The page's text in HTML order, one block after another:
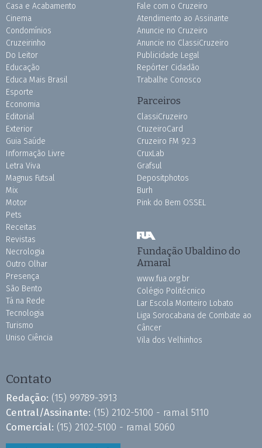
Casa e Acabamento
Cinema
Condomínios
Cruzeirinho
Do Leitor
Educação
Educa Mais Brasil
Esporte
Economia
Editorial
Exterior
Guia Saúde
Informação Livre
Letra Viva
Magnus Futsal
Mix
Motor
Pets
Receitas
Revistas
Necrologia
Outro Olhar
Presença
São Bento
Tá na Rede
Tecnologia
Turismo
Uniso Ciência
Fale com o Cruzeiro
Atendimento ao Assinante
Anuncie no Cruzeiro
Anuncie no ClassiCruzeiro
Publicidade Legal
Repórter Cidadão
Trabalhe Conosco
Parceiros
ClassiCruzeiro
CruzeiroCard
Cruzeiro FM 92.3
CruxLab
Grafsul
Depositphotos
Burh
Pink do Bem OSSEL
Fundação Ubaldino do
Amaral
www.fua.org.br
Colégio Politécnico
Lar Escola Monteiro Lobato
Liga Sorocabana de Combate ao
Câncer
Vila dos Velhinhos
Contato
Redação: (15) 99789-3913
Central/Assinante: (15) 2102-5100 - ramal 5110
Comercial: (15) 2102-5100 - ramal 5060